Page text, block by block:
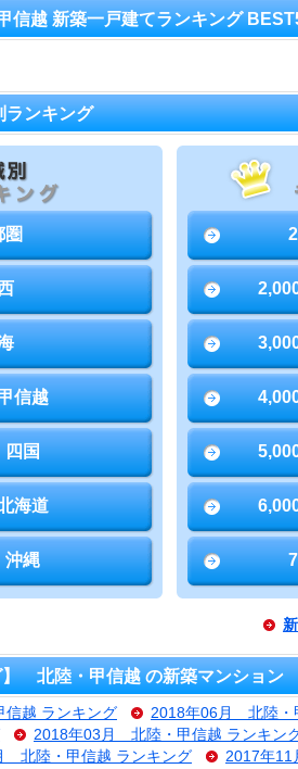
信越 新築一戸建てランキング
ランキング
圏
信越
四国
海道
沖縄
北陸・甲信越 の新築マンション
越 ランキング
2018年06月 北陸・
2018年03月 北陸・甲信越 ランキン
北陸・甲信越 ランキング
2017年